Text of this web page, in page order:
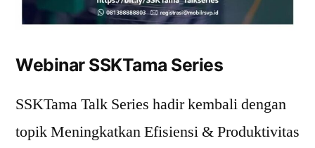
Webinar SSKTama Series
SSKTama Talk Series hadir kembali dengan
topik Meningkatkan Efisiensi & Produktivitas